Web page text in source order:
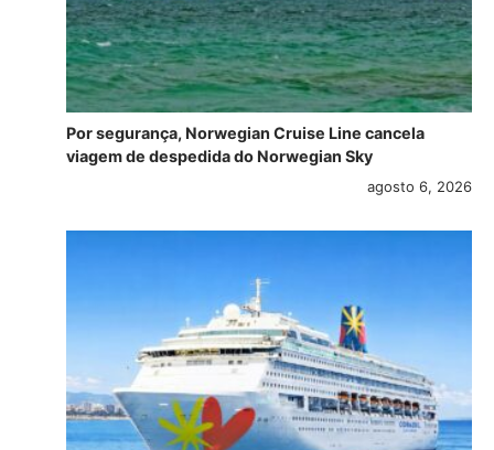
Por segurança, Norwegian Cruise Line cancela
viagem de despedida do Norwegian Sky
agosto 6, 2026